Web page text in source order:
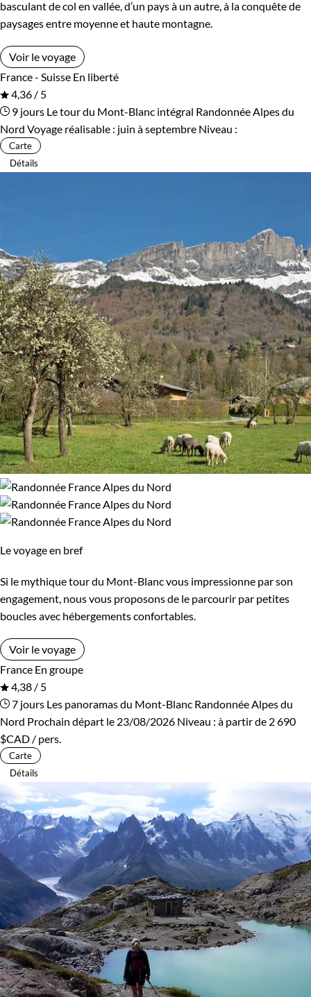
basculant de col en vallée, d’un pays à un autre, à la conquête de
paysages entre moyenne et haute montagne.
Voir le voyage
France - Suisse En liberté
4,36 / 5
9 jours Le tour du Mont-Blanc intégral Randonnée Alpes du
Nord Voyage réalisable : juin à septembre Niveau :
Carte
Détails
Le voyage en bref
Si le mythique tour du Mont-Blanc vous impressionne par son
engagement, nous vous proposons de le parcourir par petites
boucles avec hébergements confortables.
Voir le voyage
France En groupe
4,38 / 5
7 jours Les panoramas du Mont-Blanc Randonnée Alpes du
Nord Prochain départ le 23/08/2026 Niveau : à partir de 2 690
$CAD / pers.
Carte
Détails